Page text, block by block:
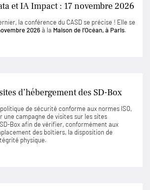
et IA Impact : 17 novembre 2026
la conférence du CASD se précise ! Elle se
2026à la Maison de l’Océan, à Paris.
d’hébergement des SD-Box
de sécurité conforme aux normes ISO,
une campagne de visites sur les sites
Box afin de vérifier, conformément aux
des boîtiers, la disposition de
physique.